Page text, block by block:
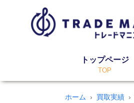
トップページ
TOP
ホーム 買取実績